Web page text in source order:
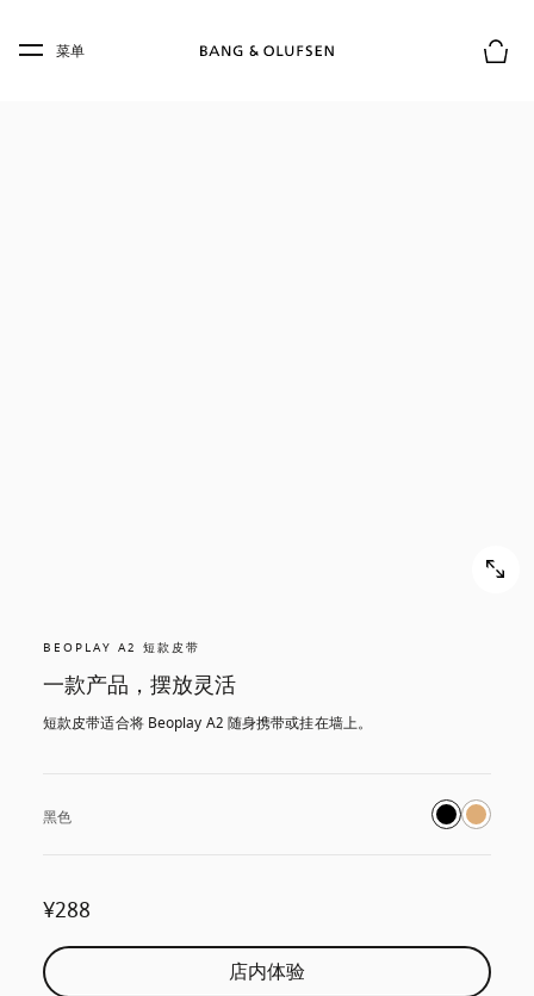
Skip to main footer
菜单
BEOPLAY A2 短款皮带
一款产品，摆放灵活
短款皮带适合将 Beoplay A2 随身携带或挂在墙上。
黑色
¥288
店内体验